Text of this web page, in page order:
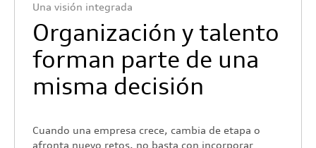
Una visión integrada
Organización y talento
forman parte de una
misma decisión
Cuando una empresa crece, cambia de etapa o
afronta nuevo retos, no basta con incorporar